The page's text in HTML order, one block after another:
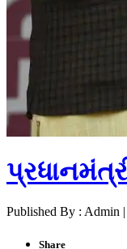
Published By : Admin
Share